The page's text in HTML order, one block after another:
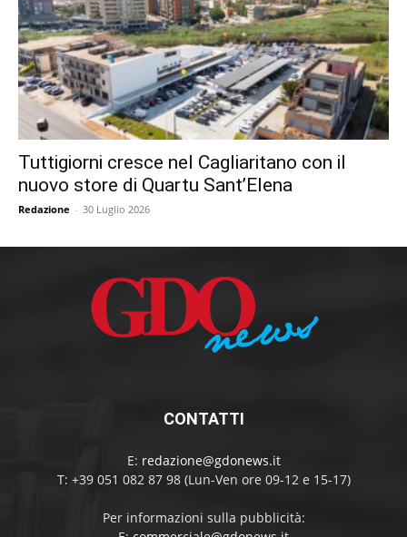
Tuttigiorni cresce nel Cagliaritano con il
nuovo store di Quartu Sant’Elena
Redazione - 30 Luglio 2026
CONTATTI
E: redazione@gdonews.it
T: +39 051 082 87 98 (Lun-Ven ore 09-12 e 15-17)
Per informazioni sulla pubblicità: